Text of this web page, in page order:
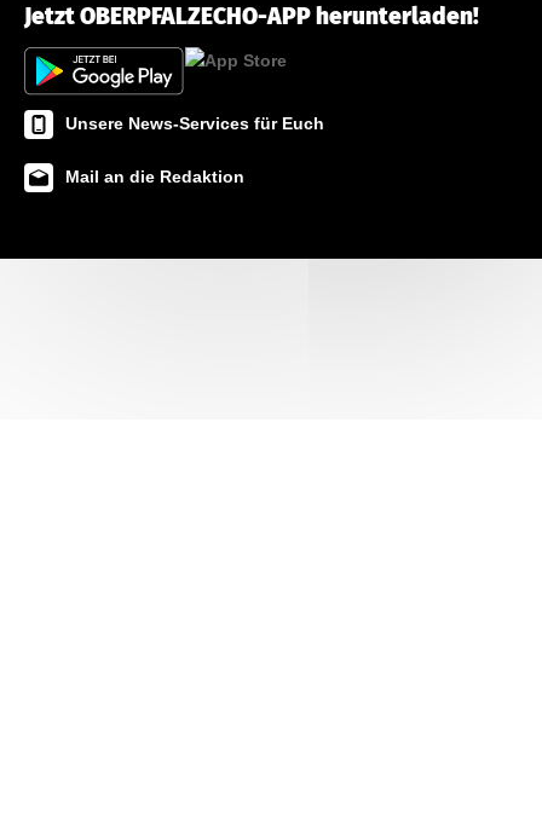
Jetzt OBERPFALZECHO-APP herunterladen!
Unsere News-Services für Euch
Mail an die Redaktion